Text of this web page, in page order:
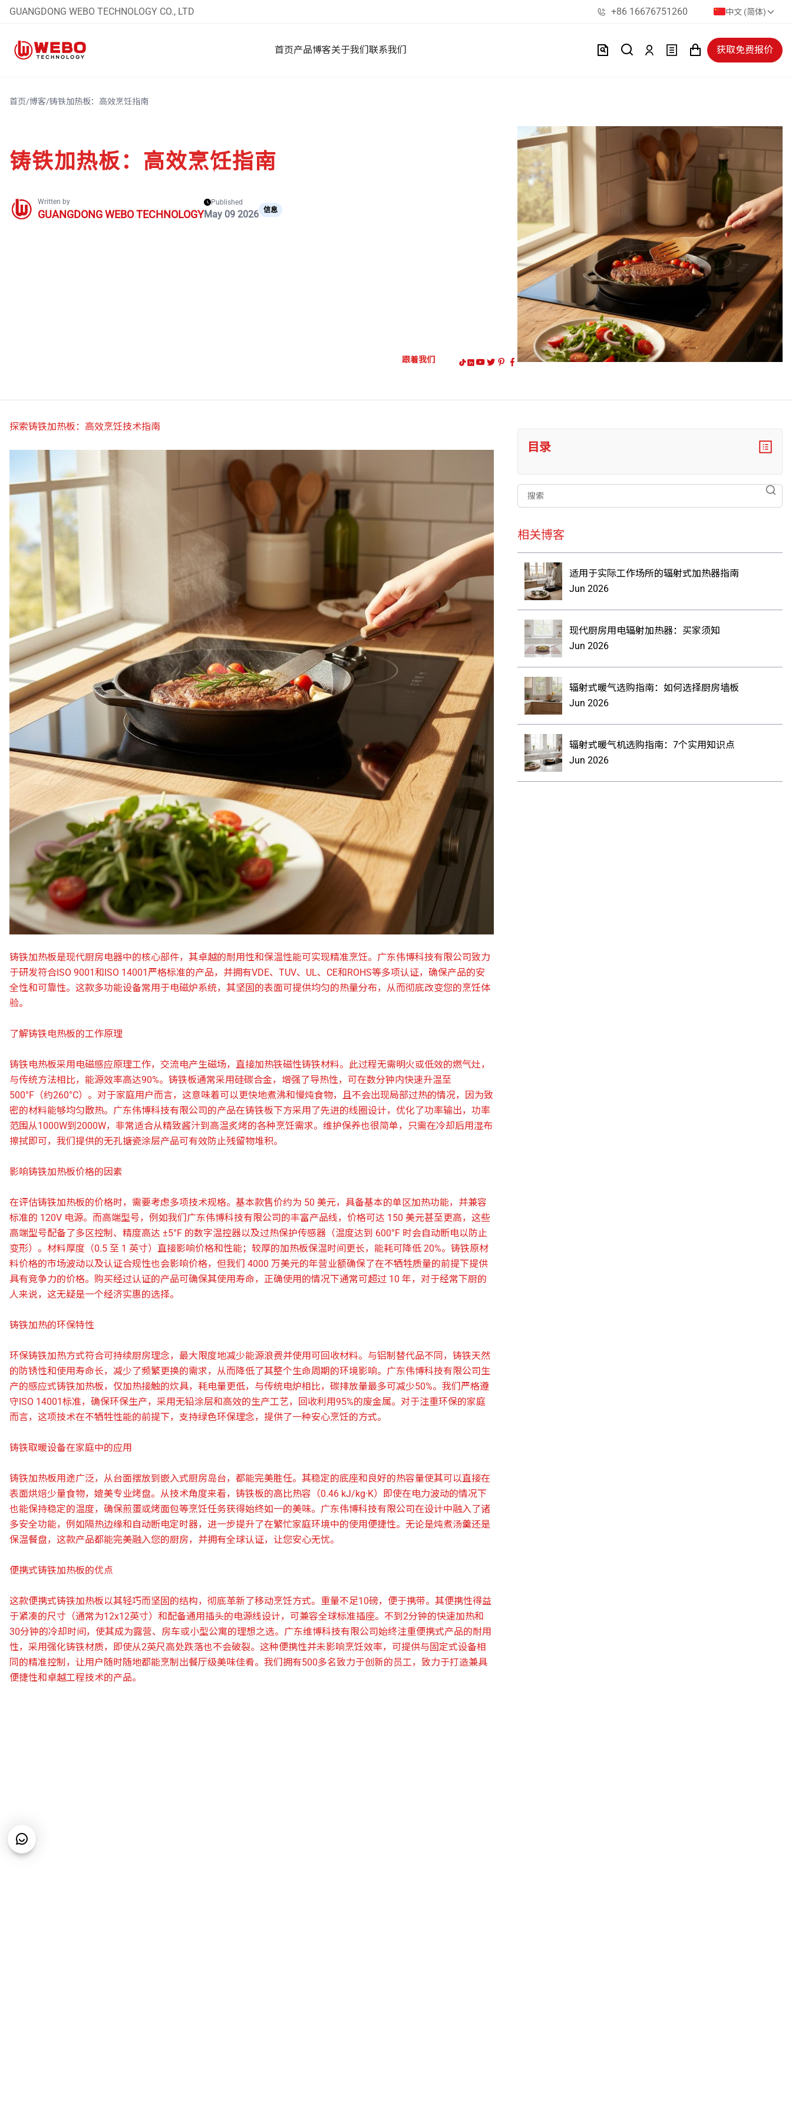
GUANGDONG WEBO TECHNOLOGY CO., LTD +86 16676751260 中文 (简体)
首页产品博客关于我们联系我们 获取免费报价
首页/博客/铸铁加热板：高效烹饪指南
铸铁加热板：高效烹饪指南
Written by
GUANGDONG WEBO TECHNOLOGY
Published
May 09 2026 信息
跟着我们
探索铸铁加热板：高效烹饪技术指南
铸铁加热板是现代厨房电器中的核心部件，其卓越的耐用性和保温性能可实现精准烹饪。广东伟博科技有限公司致力
于研发符合ISO 9001和ISO 14001严格标准的产品，并拥有VDE、TUV、UL、CE和ROHS等多项认证，确保产品的安
全性和可靠性。这款多功能设备常用于电磁炉系统，其坚固的表面可提供均匀的热量分布，从而彻底改变您的烹饪体
验。
了解铸铁电热板的工作原理
铸铁电热板采用电磁感应原理工作，交流电产生磁场，直接加热铁磁性铸铁材料。此过程无需明火或低效的燃气灶，
与传统方法相比，能源效率高达90%。铸铁板通常采用硅碳合金，增强了导热性，可在数分钟内快速升温至
500°F（约260°C）。对于家庭用户而言，这意味着可以更快地煮沸和慢炖食物，且不会出现局部过热的情况，因为致
密的材料能够均匀散热。广东伟博科技有限公司的产品在铸铁板下方采用了先进的线圈设计，优化了功率输出，功率
范围从1000W到2000W，非常适合从精致酱汁到高温炙烤的各种烹饪需求。维护保养也很简单，只需在冷却后用湿布
擦拭即可，我们提供的无孔搪瓷涂层产品可有效防止残留物堆积。
影响铸铁加热板价格的因素
在评估铸铁加热板的价格时，需要考虑多项技术规格。基本款售价约为 50 美元，具备基本的单区加热功能，并兼容
标准的 120V 电​​源。而高端型号，例如我们广东伟博科技有限公司的丰富产品线，价格可达 150 美元甚至更高，这些
高端型号配备了多区控制、精度高达 ±5°F 的数字温控器以及过热保护传感器（温度达到 600°F 时会自动断电以防止
变形）。材料厚度（0.5 至 1 英寸）直接影响价格和性能；较厚的加热板保温时间更长，能耗可降低 20%。铸铁原材
料价格的市场波动以及认证合规性也会影响价格，但我们 4000 万美元的年营业额确保了在不牺牲质量的前提下提供
具有竞争力的价格。购买经过认证的产品可确保其使用寿命，正确使用的情况下通常可超过 10 年，对于经常下厨的
人来说，这无疑是一个经济实惠的选择。
铸铁加热的环保特性
环保铸铁加热方式符合可持续厨房理念，最大限度地减少能源浪费并使用可回收材料。与铝制替代品不同，铸铁天然
的防锈性和使用寿命长，减少了频繁更换的需求，从而降低了其整个生命周期的环境影响。广东伟博科技有限公司生
产的感应式铸铁加热板，仅加热接触的炊具，耗电量更低，与传统电炉相比，碳排放量最多可减少50%。我们严格遵
守ISO 14001标准，确保环保生产，采用无铅涂层和高效的生产工艺，回收利用95%的废金属。对于注重环保的家庭
而言，这项技术在不牺牲性能的前提下，支持绿色环保理念，提供了一种安心烹饪的方式。
铸铁取暖设备在家庭中的应用
铸铁加热板用途广泛，从台面摆放到嵌入式厨房岛台，都能完美胜任。其稳定的底座和良好的热容量使其可以直接在
表面烘焙少量食物，媲美专业烤盘。从技术角度来看，铸铁板的高比热容（0.46 kJ/kg·K）即使在电力波动的情况下
也能保持稳定的温度，确保煎蛋或烤面包等烹饪任务获得始终如一的美味。广东伟博科技有限公司在设计中融入了诸
多安全功能，例如隔热边缘和自动断电定时器，进一步提升了在繁忙家庭环境中的使用便捷性。无论是炖煮汤羹还是
保温餐盘，这款产品都能完美融入您的厨房，并拥有全球认证，让您安心无忧。
便携式铸铁加热板的优点
这款便携式铸铁加热板以其轻巧而坚固的结构，彻底革新了移动烹饪方式。重量不足10磅，便于携带。其便携性得益
于紧凑的尺寸（通常为12x12英寸）和配备通用插头的电源线设计，可兼容全球标准插座。不到2分钟的快速加热和
30分钟的冷却时间，使其成为露营、房车或小型公寓的理想之选。广东维博科技有限公司始终注重便携式产品的耐用
性，采用强化铸铁材质，即使从2英尺高处跌落也不会破裂。这种便携性并未影响烹饪效率，可提供与固定式设备相
同的精准控制，让用户随时随地都能烹制出餐厅级美味佳肴。我们拥有500多名致力于创新的员工，致力于打造兼具
便捷性和卓越工程技术的产品。
目录
搜索
相关博客
适用于实际工作场所的辐射式加热器指南
Jun 2026
现代厨房用电辐射加热器：买家须知
Jun 2026
辐射式暖气选购指南：如何选择厨房墙板
Jun 2026
辐射式暖气机选购指南：7个实用知识点
Jun 2026